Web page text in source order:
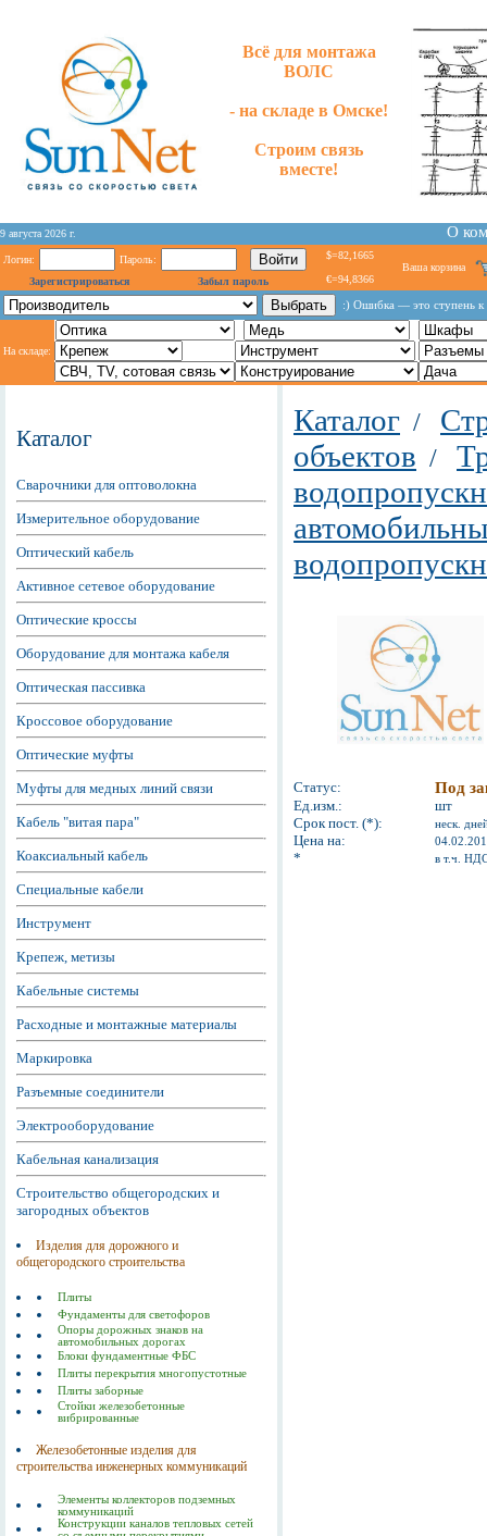
Всё для монтажа
ВОЛС
- на складе в Омске!
Строим связь
вместе!
9 августа 2026 г. О
Логин:
Пароль:
Зарегистрироваться
Забыл пароль
$=82,1665
€=94,8366
Ваша корзина
:) Ошибка — это ступень к
На складе:
Каталог
Сварочники для оптоволокна
Измерительное оборудование
Оптический кабель
Активное сетевое оборудование
Оптические кроссы
Оборудование для монтажа кабеля
Оптическая пассивка
Кроссовое оборудование
Оптические муфты
Муфты для медных линий связи
Кабель "витая пара"
Коаксиальный кабель
Специальные кабели
Инструмент
Крепеж, метизы
Кабельные системы
Расходные и монтажные материалы
Маркировка
Разъемные соединители
Электрооборудование
Кабельная канализация
Строительство общегородских и
загородных объектов
Изделия для дорожного и
общегородского строительства
Плиты
Фундаменты для светофоров
Опоры дорожных знаков на
автомобильных дорогах
Блоки фундаментные ФБС
Плиты перекрытия многопустотные
Плиты заборные
Стойки железобетонные
вибрированные
Железобетонные изделия для
строительства инженерных коммуникаций
Элементы коллекторов подземных
коммуникаций
Конструкции каналов тепловых сетей
Каталог /
объектов /
Статус: Под
Ед.изм.:
шт
Срок пост. (*):
неск.
Цена на:
* в т.ч.